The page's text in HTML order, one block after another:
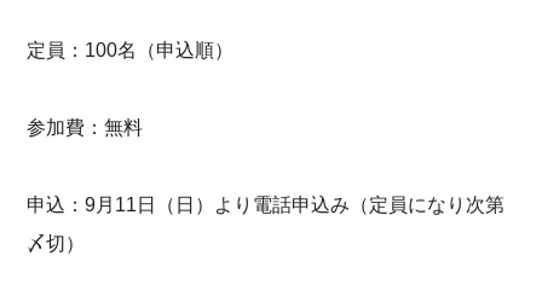
定員：100名（申込順）
参加費：無料
申込：9月11日（日）より電話申込み（定員になり次第
〆切）